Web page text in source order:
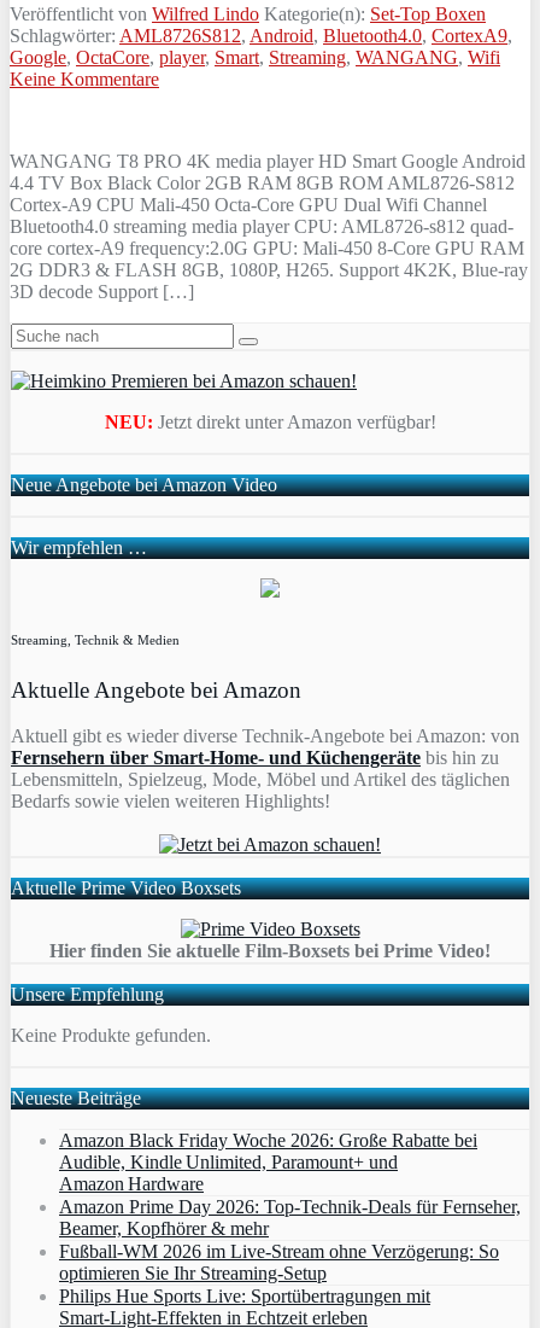
Veröffentlicht von Wilfred Lindo Kategorie(n): Set-Top Boxen
Schlagwörter: AML8726S812, Android, Bluetooth4.0, CortexA9,
Google, OctaCore, player, Smart, Streaming, WANGANG, Wifi
Keine Kommentare
WANGANG T8 PRO 4K media player HD Smart Google Android
4.4 TV Box Black Color 2GB RAM 8GB ROM AML8726-S812
Cortex-A9 CPU Mali-450 Octa-Core GPU Dual Wifi Channel
Bluetooth4.0 streaming media player CPU: AML8726-s812 quad-
core cortex-A9 frequency:2.0G GPU: Mali-450 8-Core GPU RAM
2G DDR3 & FLASH 8GB, 1080P, H265. Support 4K2K, Blue-ray
3D decode Support […]
NEU: Jetzt direkt unter Amazon verfügbar!
Neue Angebote bei Amazon Video
Wir empfehlen …
Streaming, Technik & Medien
Aktuelle Angebote bei Amazon
Aktuell gibt es wieder diverse Technik-Angebote bei Amazon: von
Fernsehern über Smart-Home- und Küchengeräte bis hin zu
Lebensmitteln, Spielzeug, Mode, Möbel und Artikel des täglichen
Bedarfs sowie vielen weiteren Highlights!
Aktuelle Prime Video Boxsets
Hier finden Sie aktuelle Film-Boxsets bei Prime Video!
Unsere Empfehlung
Keine Produkte gefunden.
Neueste Beiträge
Amazon Black Friday Woche 2026: Große Rabatte bei
Audible, Kindle Unlimited, Paramount+ und
Amazon Hardware
Amazon Prime Day 2026: Top-Technik-Deals für Fernseher,
Beamer, Kopfhörer & mehr
Fußball-WM 2026 im Live-Stream ohne Verzögerung: So
optimieren Sie Ihr Streaming-Setup
Philips Hue Sports Live: Sportübertragungen mit
Smart‑Light‑Effekten in Echtzeit erleben